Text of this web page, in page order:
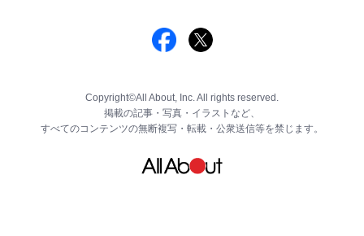
Copyright©All About, Inc. All rights reserved.
掲載の記事・写真・イラストなど、
すべてのコンテンツの無断複写・転載・公衆送信等を禁じます。